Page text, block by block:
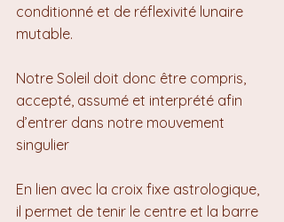
conditionné et de réflexivité lunaire
mutable.
Notre Soleil doit donc être compris,
accepté, assumé et interprété afin
d’entrer dans notre mouvement
singulier
En lien avec la croix fixe astrologique,
il permet de tenir le centre et la barre